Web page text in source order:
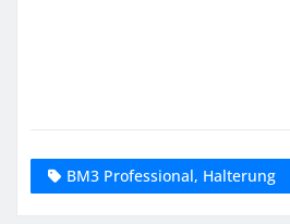
BM3 Professional, Halterung